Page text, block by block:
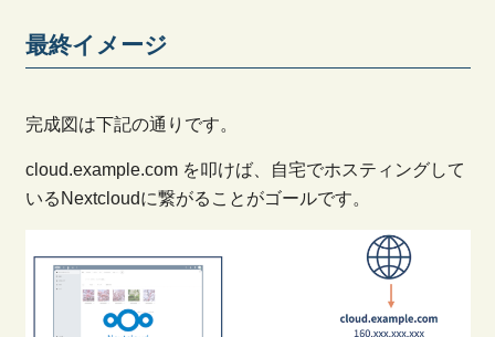
最終イメージ
完成図は下記の通りです。
cloud.example.com を叩けば、自宅でホスティングして
いるNextcloudに繋がることがゴールです。